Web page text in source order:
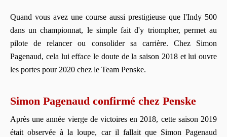
Quand vous avez une course aussi prestigieuse que l'Indy 500
dans un championnat, le simple fait d'y triompher, permet au
pilote de relancer ou consolider sa carrière. Chez Simon
Pagenaud, cela lui efface le doute de la saison 2018 et lui ouvre
les portes pour 2020 chez le Team Penske.
Simon Pagenaud confirmé chez Penske
Après une année vierge de victoires en 2018, cette saison 2019
était observée à la loupe, car il fallait que Simon Pagenaud